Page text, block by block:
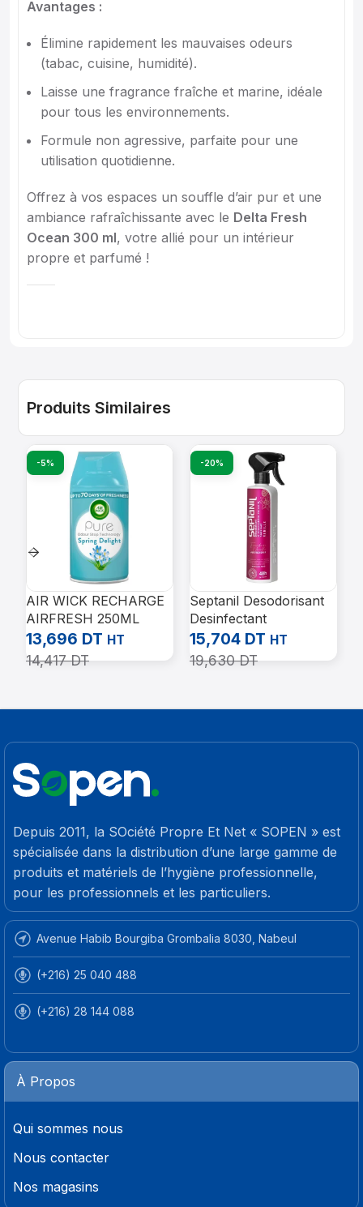
Avantages :
Élimine rapidement les mauvaises odeurs
(tabac, cuisine, humidité).
Laisse une fragrance fraîche et marine, idéale
pour tous les environnements.
Formule non agressive, parfaite pour une
utilisation quotidienne.
Offrez à vos espaces un souffle d’air pur et une
ambiance rafraîchissante avec le Delta Fresh
Ocean 300 ml, votre allié pour un intérieur
propre et parfumé !
Produits Similaires
-5%
AIR WICK RECHARGE
AIRFRESH 250ML
SPRING DELIGHT
13,696 DT HT
14,417DT
-20%
Septanil Desodorisant
Desinfectant
Antiseptique Fleur De
Chine 500ml
15,704 DT HT
19,630DT
Depuis 2011, la SOciété Propre Et Net « SOPEN » est
spécialisée dans la distribution d’une large gamme de
produits et matériels de l’hygiène professionnelle,
pour les professionnels et les particuliers.
Avenue Habib Bourgiba Grombalia 8030, Nabeul
(+216) 25 040 488
(+216) 28 144 088
À Propos
Qui sommes nous
Nous contacter
Nos magasins